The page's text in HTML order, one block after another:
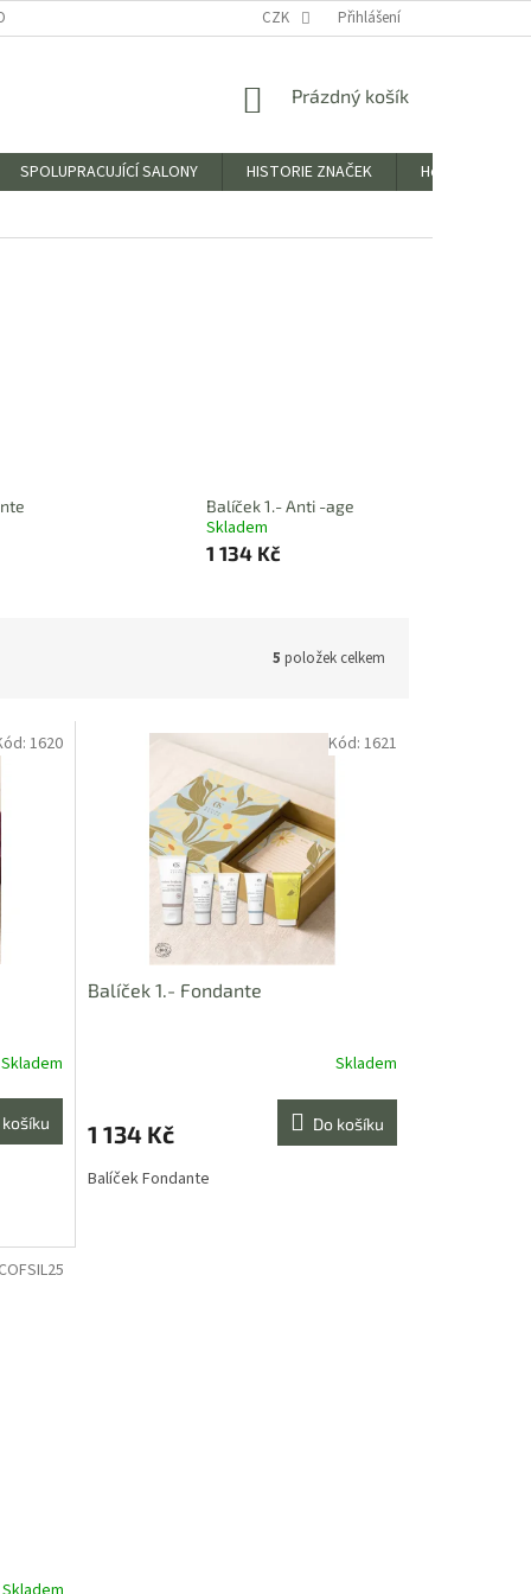
ÚDAJŮ CZK Přihlášení
NÁKUPNÍ
Prázdný košík
SPOLUPRACUJÍCÍ SALONY HISTORIE ZNAČEK
Hodnocení
Balíček 1.- Anti -age
Skladem
1 134 Kč
5 položek celkem
Skladem
košíku
1620
Balíček 1.- Fondante
Skladem
1 134 Kč Do košíku
Balíček Fondante
Kód: 1621
COFSIL25